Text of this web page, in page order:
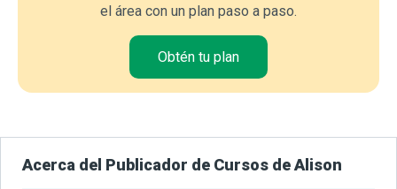
el área con un plan paso a paso.
Obtén tu plan
Acerca del Publicador de Cursos de Alison